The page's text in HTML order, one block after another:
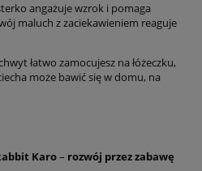
angażuje wzrok i pomaga
maluch z zaciekawieniem reaguje
łatwo zamocujesz na łóżeczku,
może bawić się w domu, na
Karo– rozwój przez zabawę